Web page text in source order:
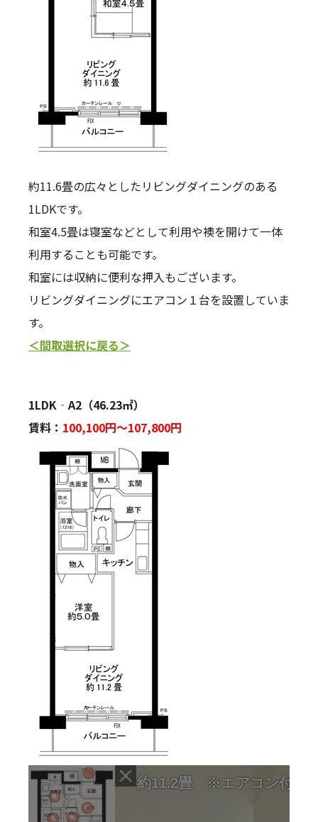
約11.6畳の広々としたリビングダイニングのある
1LDKです。
和室4.5畳は寝室などとして利用や襖を開けて一体
利用することも可能です。
和室には収納に便利な押入もございます。
リビングダイニングにエアコン１台を設置していま
す。
＜間取選択に戻る＞
1LDK‐A2（46.23㎡）
賃料： 100,100円～107,800円